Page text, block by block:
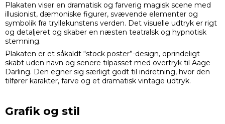
Plakaten viser en dramatisk og farverig magisk scene med
illusionist, dæmoniske figurer, svævende elementer og
symbolik fra tryllekunstens verden. Det visuelle udtryk er rigt
og detaljeret og skaber en næsten teatralsk og hypnotisk
stemning.
Plakaten er et såkaldt “stock poster”-design, oprindeligt
skabt uden navn og senere tilpasset med overtryk til Aage
Darling. Den egner sig særligt godt til indretning, hvor den
tilfører karakter, farve og et dramatisk vintage udtryk.
Grafik og stil